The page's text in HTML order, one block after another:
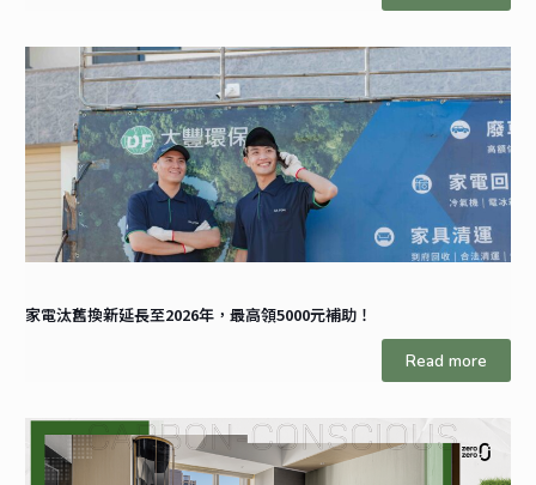
家電汰舊換新延長至2026年，最高領5000元補助！
Read more